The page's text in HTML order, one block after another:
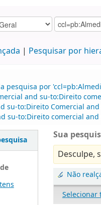
Pesquisar por
pesquisa por
and su-to:Direito
su-to:Direito Comercial
su-to:Direito comercial
Sua
Desculpe,
Não
Selecionar